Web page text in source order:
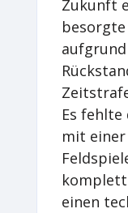
Zukunft
Es
mit
komplett
einen